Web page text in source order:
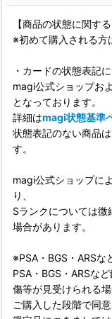
【商品の状態に関する
※初めて購入される方
・カードの状態表記
magi公式ショップお
となっております。
詳細はmagi状態基準
状態表記のない商品
す。
magi公式ショップに
り、
Sランクについては
場合があります。
※PSA・BGS・ARSな
PSA・BGS・ARSな
傷等が見受けられる場
ご購入した段階で同